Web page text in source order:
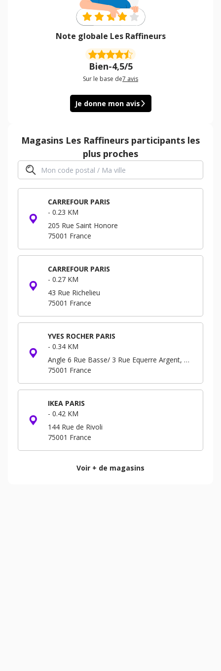
Note globale Les Raffineurs
Bien-4,5/5
Sur le base de7 avis
Je donne mon avis
Magasins Les Raffineurs participants les
plus proches
CARREFOUR PARIS
- 0.23 KM
205 Rue Saint Honore
75001 France
CARREFOUR PARIS
- 0.27 KM
43 Rue Richelieu
75001 France
YVES ROCHER PARIS
- 0.34 KM
Angle 6 Rue Basse/ 3 Rue Equerre Argent, Forum - Niveau -3 B.P. 293
75001 France
IKEA PARIS
- 0.42 KM
144 Rue de Rivoli
75001 France
Voir + de magasins